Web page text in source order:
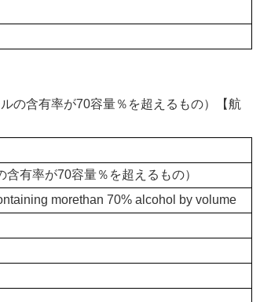
の含有率が70容量％を超えるもの）【航
有率が70容量％を超えるもの）
morethan 70% alcohol by volume